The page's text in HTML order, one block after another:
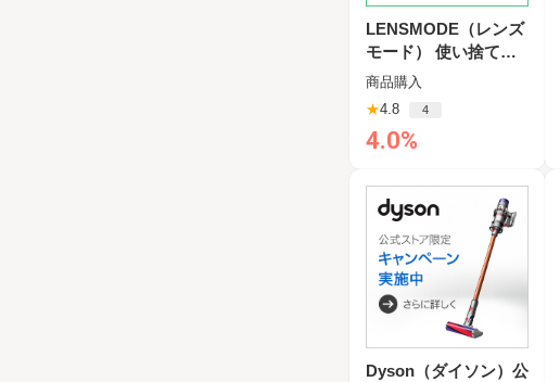
LENSMODE（レンズ
モード） 使い捨てコ
ンタクトレンズ通販
商品購入
★4.8 4
4.0%
Dyson（ダイソン）公